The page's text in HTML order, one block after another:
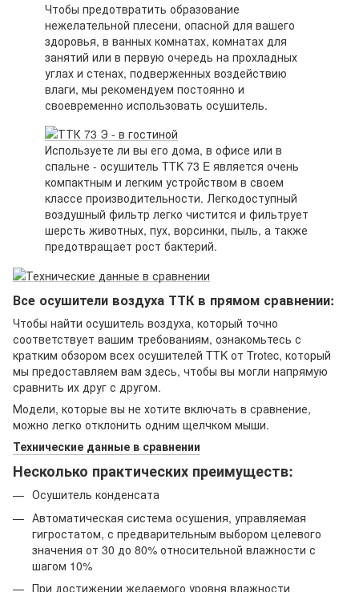
Чтобы предотвратить образование
нежелательной плесени, опасной для вашего
здоровья, в ванных комнатах, комнатах для
занятий или в первую очередь на прохладных
углах и стенах, подверженных воздействию
влаги, мы рекомендуем постоянно и
своевременно использовать осушитель.
Используете ли вы его дома, в офисе или в
спальне - осушитель TTK 73 E является очень
компактным и легким устройством в своем
классе производительности. Легкодоступный
воздушный фильтр легко чистится и фильтрует
шерсть животных, пух, ворсинки, пыль, а также
предотвращает рост бактерий.
Все осушители воздуха ТТК в прямом сравнении:
Чтобы найти осушитель воздуха, который точно
соответствует вашим требованиям, ознакомьтесь с
кратким обзором всех осушителей TTK от Trotec, который
мы предоставляем вам здесь, чтобы вы могли напрямую
сравнить их друг с другом.
Модели, которые вы не хотите включать в сравнение,
можно легко отклонить одним щелчком мыши.
Технические данные в сравнении
Несколько практических преимуществ:
Осушитель конденсата
Автоматическая система осушения, управляемая
гигростатом, с предварительным выбором целевого
значения от 30 до 80% относительной влажности с
шагом 10%
При достижении желаемого уровня влажности